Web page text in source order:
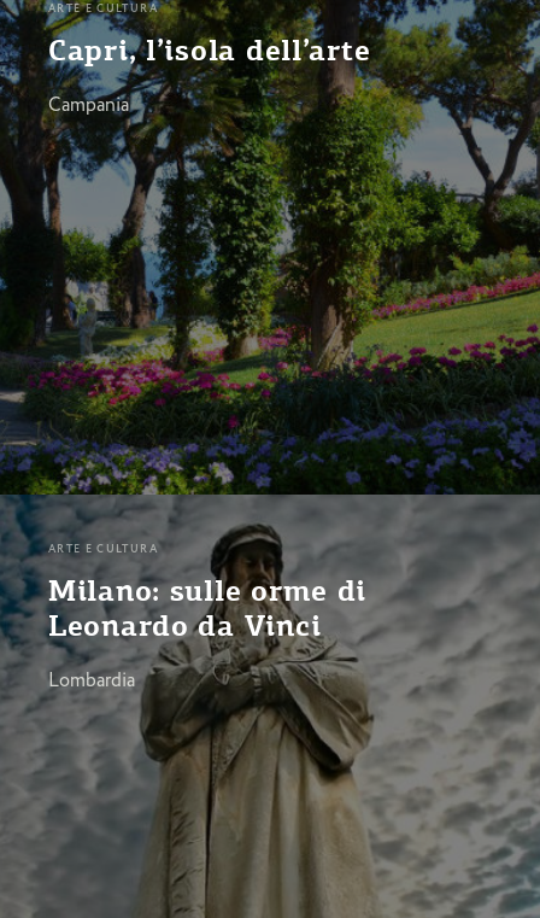
ARTE E CULTURA
Capri, l’isola dell’arte
Campania
ARTE E CULTURA
Milano: sulle orme di
Leonardo da Vinci
Lombardia